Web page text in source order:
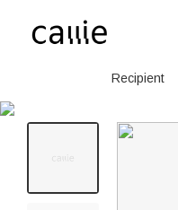
Recipient